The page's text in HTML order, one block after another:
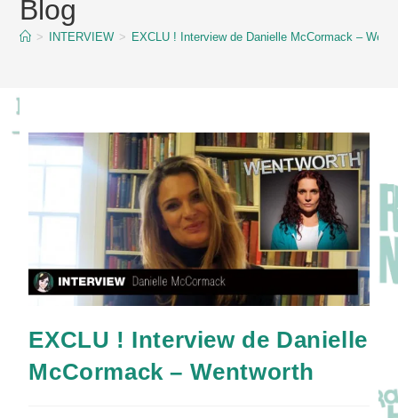
contentBlog
> INTERVIEW > EXCLU ! Interview de Danielle McCormack –
EXCLU ! Interview de Danielle
McCormack – Wentworth